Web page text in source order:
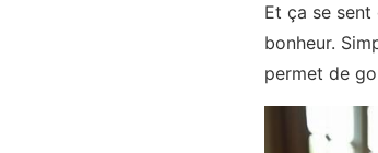
Et ça se
bonheur.
permet de